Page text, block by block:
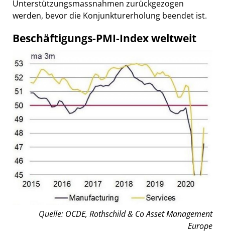
Unterstützungsmassnahmen zurückgezogen
werden, bevor die Konjunkturerholung beendet ist.
Beschäftigungs-PMI-Index weltweit
Quelle: OCDE, Rothschild & Co Asset Management
Europe